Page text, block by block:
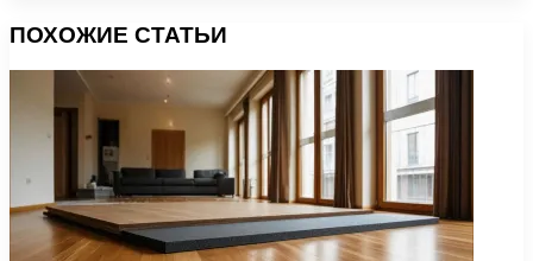
ПОХОЖИЕ СТАТЬИ